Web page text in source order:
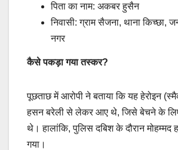
पिता का नाम: अकबर हुसैन
निवासी: ग्राम सैजना, थाना किच्छा,
नगर
कैसे पकड़ा गया तस्कर?
पूछताछ में आरोपी ने बताया कि यह हेरोइन
हसन बरेली से लेकर आए थे, जिसे बेचने के लिए
थे। हालांकि, पुलिस दबिश के दौरान मोहम्मद
गया।